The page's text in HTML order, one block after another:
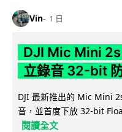
Vin 1 日
DJI Mic Mini 2s
立錄音 32-bit
DJI 最新推出的 Mic Mini
音，並首度下放 32-bit
閱讀全文